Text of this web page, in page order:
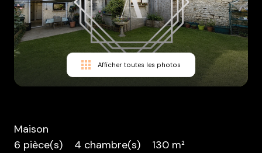
rejoindre
Afficher toutes les photos
Maison
6 pièce(s)
4 chambre(s)
130 m²